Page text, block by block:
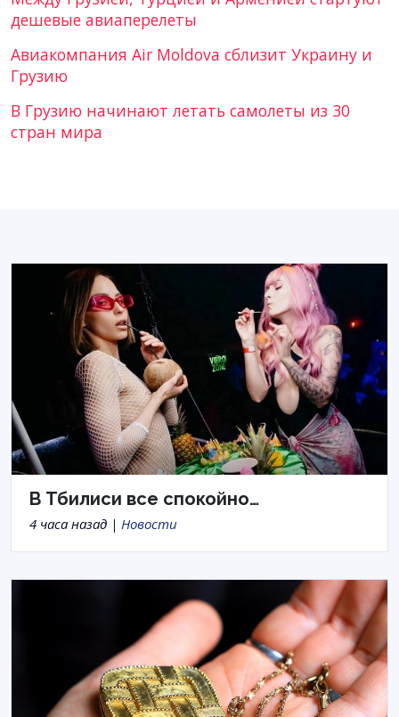
дешевые авиаперелеты
Авиакомпания Air Moldova сблизит Украину и
Грузию
В Грузию начинают летать самолеты из 30
стран мира
В Тбилиси все спокойно…
4 часа назад | Новости